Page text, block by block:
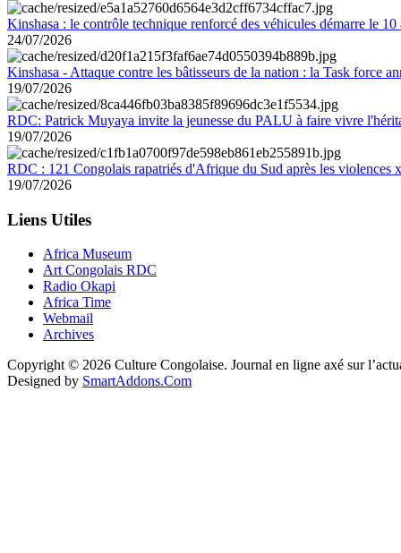
Kinshasa : le contrôle technique renforcé des véhicules démarre le 10
24/07/2026
Kinshasa - Attaque contre les bâtisseurs de la nation : la Task force
19/07/2026
RDC: Patrick Muyaya invite la jeunesse du PALU à faire vivre
19/07/2026
RDC : 121 Congolais rapatriés d'Afrique du Sud après les violences
19/07/2026
Liens Utiles
Africa Museum
Art Congolais RDC
Radio Okapi
Africa Time
Webmail
Archives
Copyright © 2026 Culture Congolaise. Journal en ligne axé sur
Designed by SmartAddons.Com